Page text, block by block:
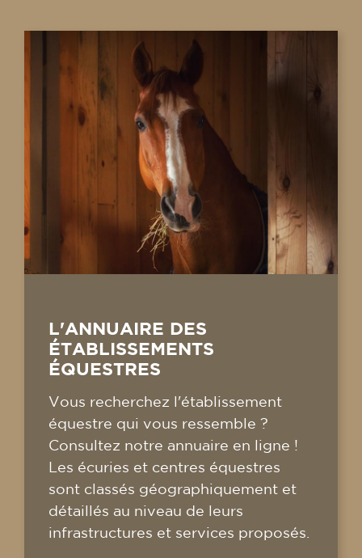
L'ANNUAIRE DES
ÉTABLISSEMENTS
ÉQUESTRES
Vous recherchez l'établissement
équestre qui vous ressemble ?
Consultez notre annuaire en ligne !
Les écuries et centres équestres
sont classés géographiquement et
détaillés au niveau de leurs
infrastructures et services proposés.